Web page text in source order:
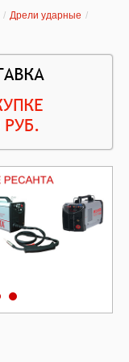
/ Дрели ударные /